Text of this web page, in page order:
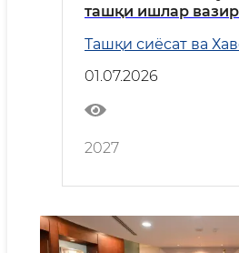
ташқи ишлар
ташрифига оид
Ташқи сиёсат ва
01.07.2026
2027